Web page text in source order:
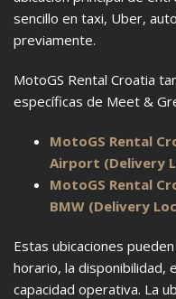
sencillo en taxi, Uber,
previamente.
MotoGS Rental Croatia
específicas de Meet &
MotoGS Rental
Airport (Delivery
MotoGS Rental
BMW (Delivery
Estas ubicaciones
horario, la disponibilidad,
capacidad operativa. La